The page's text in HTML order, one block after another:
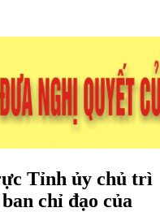
Tỉnh ủy chủ trì
chỉ đạo của